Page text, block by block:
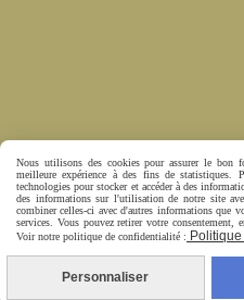
Nous utilisons des cookies pour assurer le bon
meilleure expérience à des fins de statistiques.
technologies pour stocker et accéder à des
des informations sur l'utilisation de notre site
combiner celles-ci avec d'autres informations que
services. Vous pouvez retirer votre
Voir notre politique de confidentialité :
Personnaliser